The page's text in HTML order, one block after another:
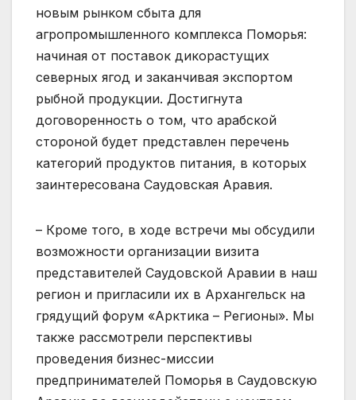
новым рынком сбыта для
агропромышленного комплекса Поморья:
начиная от поставок дикорастущих
северных ягод и заканчивая экспортом
рыбной продукции. Достигнута
договоренность о том, что арабской
стороной будет представлен перечень
категорий продуктов питания, в которых
заинтересована Саудовская Аравия.
– Кроме того, в ходе встречи мы обсудили
возможности организации визита
представителей Саудовской Аравии в наш
регион и пригласили их в Архангельск на
грядущий форум «Арктика – Регионы». Мы
также рассмотрели перспективы
проведения бизнес-миссии
предпринимателей Поморья в Саудовскую